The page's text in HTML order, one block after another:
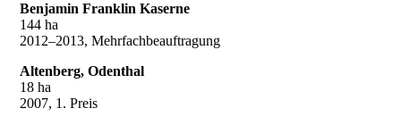
Benjamin Franklin Kaserne
144 ha
2012–2013, Mehrfachbeauftragung
Altenberg, Odenthal
18 ha
2007, 1. Preis